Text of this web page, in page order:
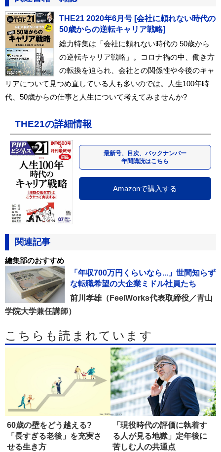
THE21 2020年6月号 [会社に頼れない時代の
50歳からの逆転キャリア戦略]
総力特集は「会社に頼れない時代の 50歳から
の逆転キャリア戦略」。コロナ禍の中、働き方
の転換を迫られ、会社との関係性や今後のキャ
リアについて見つめ直している人も多いのでは。人生100年時
代、50歳からの仕事と人生について考えてみませんか?
THE21の詳細情報
最新号、目次、バックナンバー
年間購読はこちら
Amazonで購入する
関連記事
編集部のおすすめ
「年収700万円くらいなら...」世間知らず
な転職希望の大企業ミドル社員たち
前川孝雄（FeelWorks代表取締役／青山
学院大学兼任講師）
こちらも読まれています
60歳の壁をどう越える?
「長すぎる老後」を充実さ
せる生き方
「現役時代の評価に執着す
る人が見る地獄」定年後に
苦しむ人の共通点